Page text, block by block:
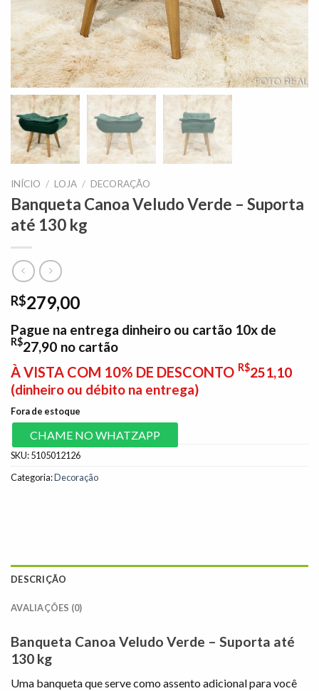
INÍCIO / LOJA / DECORAÇÃO
Banqueta Canoa Veludo Verde – Suporta
até 130 kg
R$279,00
Pague na entrega dinheiro ou cartão 10x de
R$27,90 no cartão
À VISTA COM 10% DE DESCONTO R$251,10
(dinheiro ou débito na entrega)
Fora de estoque
CHAME NO WHATZAPP
SKU:5105012126
Categoria:Decoração
DESCRIÇÃO
AVALIAÇÕES (0)
Banqueta Canoa Veludo Verde – Suporta até
130 kg
Uma banqueta que serve como assento adicional para você